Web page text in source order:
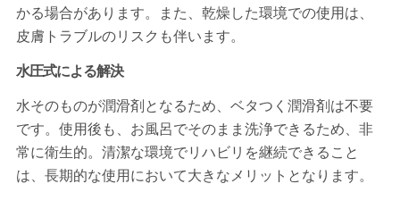
かる場合があります。また、乾燥した環境での使用は、
皮膚トラブルのリスクも伴います。
水圧式による解決
水そのものが潤滑剤となるため、ベタつく潤滑剤は不要
です。使用後も、お風呂でそのまま洗浄できるため、非
常に衛生的。清潔な環境でリハビリを継続できること
は、長期的な使用において大きなメリットとなります。